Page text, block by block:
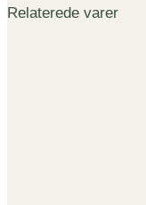
på
Relaterede varer